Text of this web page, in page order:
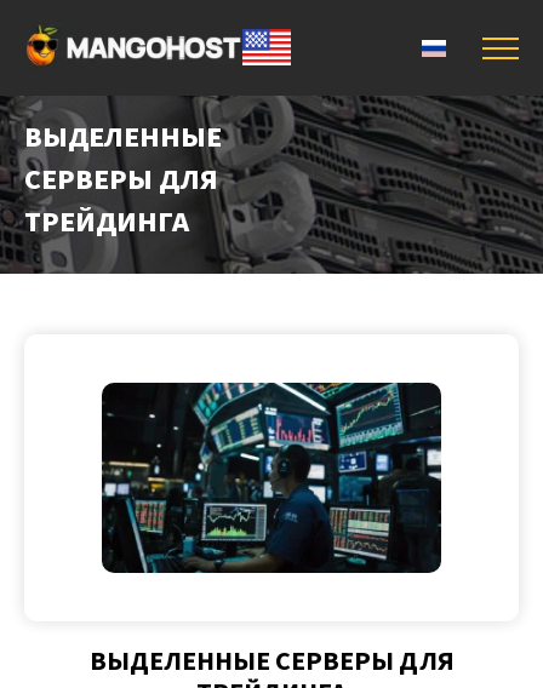
ВЫДЕЛЕННЫЕ
СЕРВЕРЫ ДЛЯ
ТРЕЙДИНГА
ВЫДЕЛЕННЫЕ СЕРВЕРЫ ДЛЯ